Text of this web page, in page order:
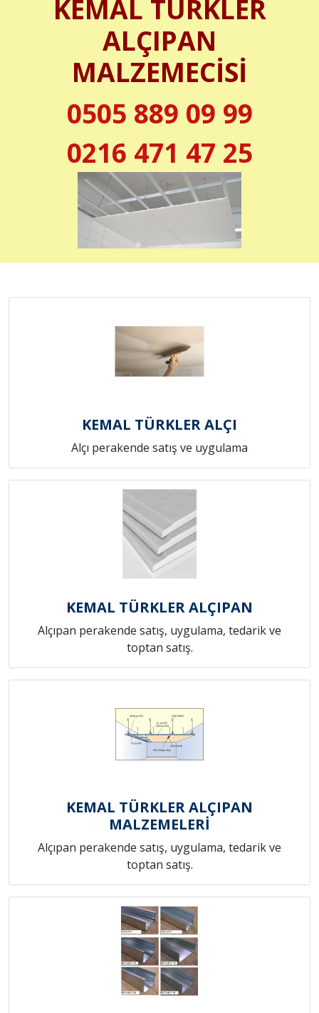
KEMAL TÜRKLER
ALÇIPAN
MALZEMECİSİ
0505 889 09 99
0216 471 47 25
KEMAL TÜRKLER ALÇI
Alçı perakende satış ve uygulama
KEMAL TÜRKLER ALÇIPAN
Alçıpan perakende satış, uygulama, tedarik ve
toptan satış.
KEMAL TÜRKLER ALÇIPAN
MALZEMELERİ
Alçıpan perakende satış, uygulama, tedarik ve
toptan satış.